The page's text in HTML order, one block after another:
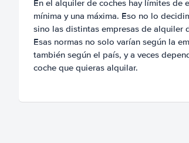
En el alquiler de coches hay límites de
mínima y una máxima. Eso no lo
sino las distintas empresas de alquiler
Esas normas no solo varían según la
también según el país, y a veces
coche que quieras alquilar.